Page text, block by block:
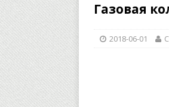
Газовая
2018-06-01